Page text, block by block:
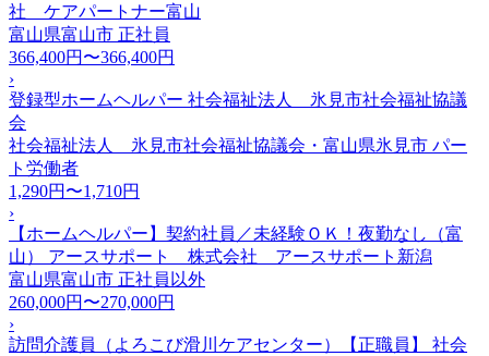
社 ケアパートナー富山
富山県富山市 正社員
366,400円〜366,400円
›
登録型ホームヘルパー 社会福祉法人 氷見市社会福祉協議
会
社会福祉法人 氷見市社会福祉協議会・富山県氷見市 パー
ト労働者
1,290円〜1,710円
›
【ホームヘルパー】契約社員／未経験ＯＫ！夜勤なし（富
山） アースサポート 株式会社 アースサポート新潟
富山県富山市 正社員以外
260,000円〜270,000円
›
訪問介護員（よろこび滑川ケアセンター）【正職員】 社会